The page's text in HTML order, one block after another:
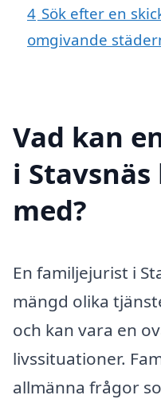
4 Sök efter en
omgivande
Vad kan
i
med?
En familjejurist i
mängd olika
och kan vara en
livssituationer.
allmänna frågor